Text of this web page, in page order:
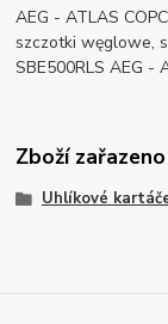
AEG - ATLAS
szczotki węglowe,
SBE500RLS AEG -
Zboží
Uhlíkové